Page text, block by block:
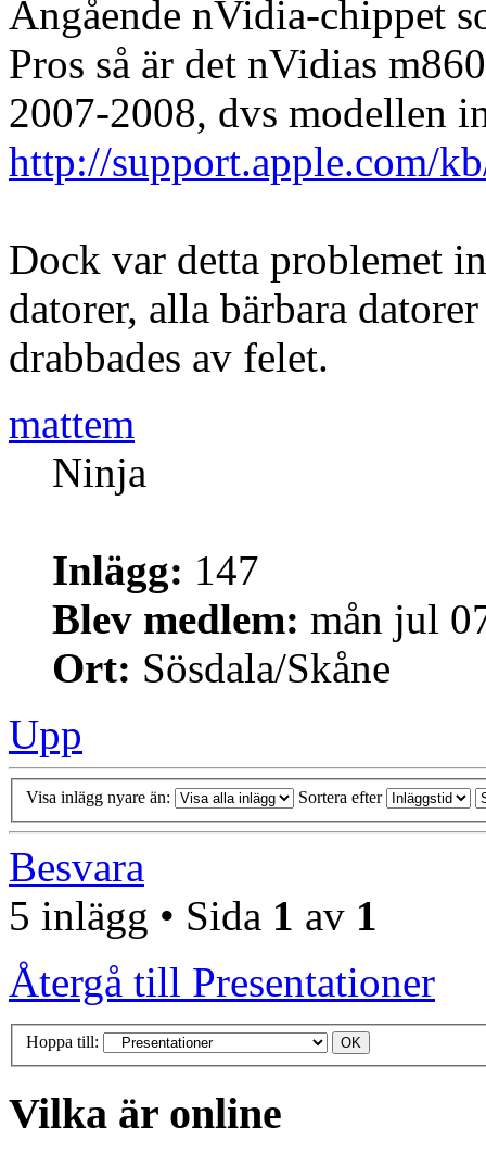
Angående nVidia-chippet
Pros så är det nVidias
2007-2008, dvs modellen
http://support.apple.com/
Dock var detta problemet
datorer, alla bärbara
drabbades av felet.
mattem
Ninja
Inlägg: 147
Blev medlem: mån jul
Ort: Sösdala/Skåne
Upp
Visa inlägg nyare än: Sortera efter
Besvara
5 inlägg • Sida 1 av 1
Återgå till Presentationer
Hoppa till:
Vilka är online